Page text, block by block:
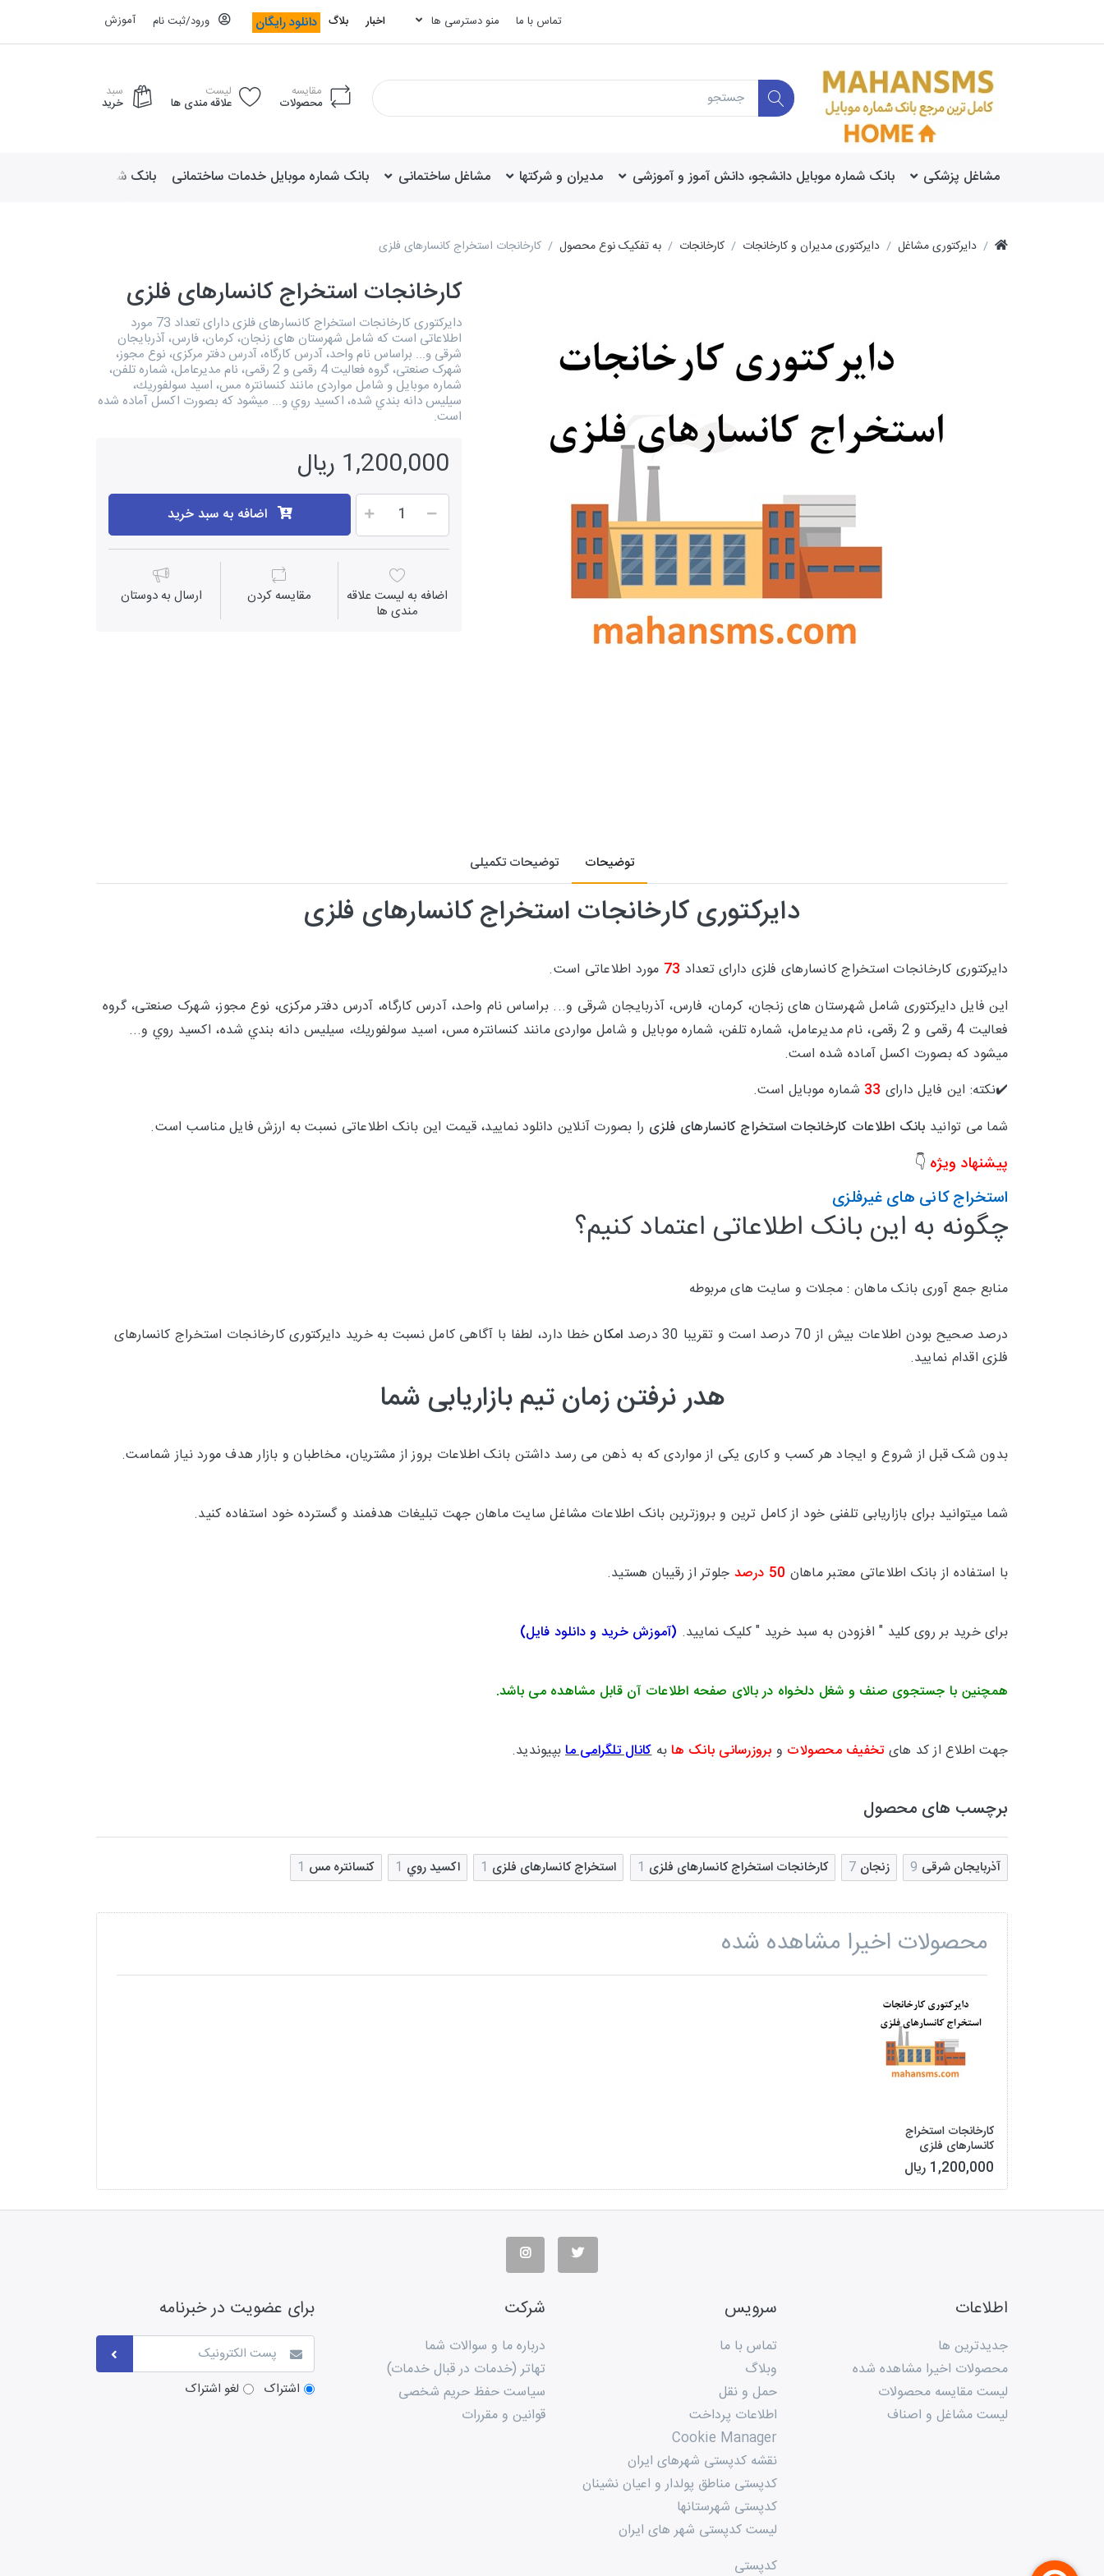
تماس با ما منو دسترسی ها اخبار بلاگ دانلود رایگان ورود/ثبت نام آموزش
مقایسه
محصولات
لیست
علاقه مندی ها
سبد
خرید
مشاغل پزشکی بانک شماره موبایل دانشجو، دانش آموز و آموزشی مدیران و شرکتها مشاغل ساختمانی بانک شماره موبایل خدمات ساختمانی بانک شماره موبایل لوازم
دایرکتوری مشاغل دایرکتوری مدیران و کارخانجات کارخانجات به تفکیک نوع محصول کارخانجات استخراج کانسارهای فلزی
کارخانجات استخراج کانسارهای فلزی
دایرکتوری کارخانجات استخراج کانسارهای فلزی دارای تعداد 73 مورد
اطلاعاتی است که شامل شهرستان های زنجان، کرمان، فارس، آذربایجان
شرقی و... براساس نام واحد، آدرس کارگاه، آدرس دفتر مرکزی، نوع مجوز،
شهرک صنعتی، گروه فعالیت 4 رقمی و 2 رقمی، نام مدیرعامل، شماره تلفن،
شماره موبایل و شامل مواردی مانند كنسانتره مس، اسيد سولفوريك،
سيليس دانه بندي شده، اكسيد روي و... میشود که بصورت اکسل آماده شده
است.
1,200,000 ریال
اضافه به سبد خرید
اضافه به لیست علاقه
مندی ها
مقايسه كردن ارسال به دوستان
توضیحات توضیحات تکمیلی
دایرکتوری کارخانجات استخراج کانسارهای فلزی
دایرکتوری کارخانجات استخراج کانسارهای فلزی دارای تعداد 73 مورد اطلاعاتی است.
این فایل دایرکتوری شامل شهرستان های زنجان، کرمان، فارس، آذربایجان شرقی و... براساس نام واحد، آدرس کارگاه، آدرس دفتر مرکزی، نوع مجوز، شهرک صنعتی، گروه
فعالیت 4 رقمی و 2 رقمی، نام مدیرعامل، شماره تلفن، شماره موبایل و شامل مواردی مانند كنسانتره مس، اسيد سولفوريك، سيليس دانه بندي شده، اكسيد روي و...
میشود که بصورت اکسل آماده شده است.
✔️نکته: این فایل دارای 33 شماره موبایل است.
شما می توانید بانک اطلاعات کارخانجات استخراج کانسارهای فلزی را بصورت آنلاین دانلود نمایید، قیمت این بانک اطلاعاتی نسبت به ارزش فایل مناسب است.
پیشنهاد ویژه 👇
استخراج کانی های غیرفلزی
چگونه به این بانک اطلاعاتی اعتماد کنیم؟
منابع جمع آوری بانک ماهان : مجلات و سایت های مربوطه
درصد صحیح بودن اطلاعات بیش از 70 درصد است و تقریبا 30 درصد امکان خطا دارد، لطفا با آگاهی کامل نسبت به خرید دایرکتوری کارخانجات استخراج کانسارهای
فلزی اقدام نمایید.
هدر نرفتن زمان تیم بازاریابی شما
بدون شک قبل از شروع و ایجاد هر کسب و کاری یکی از مواردی که به ذهن می رسد داشتن بانک اطلاعات بروز از مشتریان، مخاطبان و بازار هدف مورد نیاز شماست.
شما میتوانید برای بازاریابی تلفنی خود از کامل ترین و بروزترین بانک اطلاعات مشاغل سایت ماهان جهت تبلیغات هدفمند و گسترده خود استفاده کنید.
با استفاده از بانک اطلاعاتی معتبر ماهان 50 درصد جلوتر از رقیبان هستید.
برای خرید بر روی کلید " افزودن به سبد خرید " کلیک نمایید. (آموزش خرید و دانلود فایل)
همچنین با جستجوی صنف و شغل دلخواه در بالای صفحه اطلاعات آن قابل مشاهده می باشد.
جهت اطلاع از کد های تخفیف محصولات و بروزرسانی بانک ها بهکانال تلگرامی مابپیوندید.
برچسب های محصول
آذربایجان شرقی 9 زنجان 7 کارخانجات استخراج کانسارهای فلزی 1 استخراج کانسارهای فلزی 1 اكسيد روي 1 كنسانتره مس 1
محصولات اخیرا مشاهده شده
کارخانجات استخراج
کانسارهای فلزی
1,200,000 ریال
اطلاعات
جدیدترین ها
محصولات اخیرا مشاهده شده
لیست مقایسه محصولات
لیست مشاغل و اصناف
سرویس
تماس با ما
وبلاگ
حمل و نقل
اطلاعات پرداخت
Cookie Manager
نقشه کدپستی شهرهای ایران
کدپستی مناطق پولدار و اعیان نشینان
کدپستی شهرستانها
لیست کدپستی شهر های ایران
کدپستی
شرکت
درباره ما و سوالات شما
تهاتر (خدمات در قبال خدمات)
سیاست حفظ حریم شخصی
قوانین و مقررات
برای عضویت در خبرنامه
اشتراک لغو اشتراک